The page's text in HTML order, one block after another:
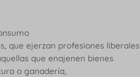
que ejerzan profesiones liberales
que enajenen bienes
o ganadería,